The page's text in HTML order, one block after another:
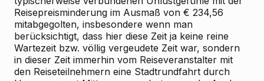
Reisepreisminderung im Ausmaß von € 234,56
mitabgegolten, insbesondere wenn man
berücksichtigt, dass hier diese Zeit ja keine reine
Wartezeit bzw. völlig vergeudete Zeit war, sondern
in dieser Zeit immerhin vom Reiseveranstalter mit
den Reiseteilnehmern eine Stadtrundfahrt durch